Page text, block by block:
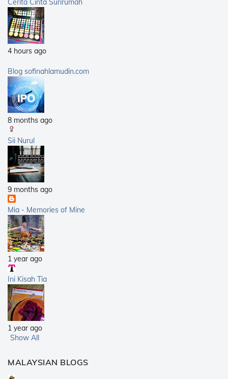
2012
2011
2010
2009
2008
2007
4 hours ago
Blog sofinahlamudin.com
8 months ago
Sii Nurul
9 months ago
Mia - Memories of Mine
1 year ago
Ini Kisah Tia
1 year ago
Show All
MALAYSIAN BLOGS